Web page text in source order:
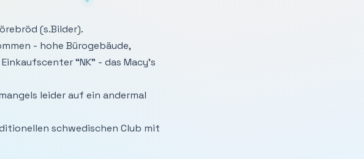
(s.Bilder).
- hohe Bürogebäude,
“NK” - das Macy’s
leider auf ein andermal
schwedischen Club mit